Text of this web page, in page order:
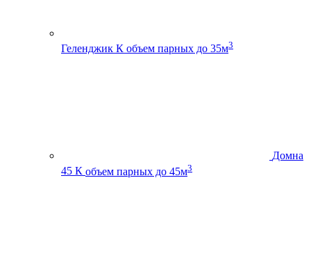
Геленджик К объем парных до 35м3
Домна
45 К объем парных до 45м3